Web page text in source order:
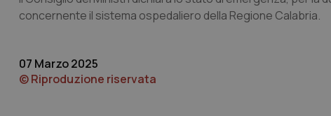
concernente il sistema ospedaliero della Regione Calabria.
07 Marzo 2025
© Riproduzione riservata